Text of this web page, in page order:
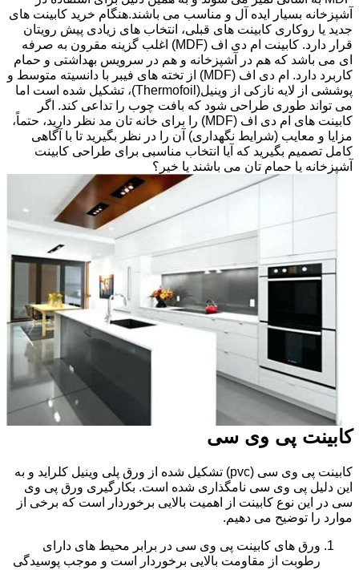
آشپزخانه بسیار ایده آل و مناسب می باشند.هنگام خرید کابینت های
جدید یا روکاری کابینت های قبلی، انتخاب های زیادی پیش رویتان
قرار دارد. کابینت ام دی اف (MDF) اغلب گزینه مقرون به صرفه
ای می باشد که هم در آشپزخانه و هم در سرویس بهداشتی و حمام
کاربرد دارد. ام دی اف (MDF) از تخته های فیبر با دانسیته متوسط و
پوششی از لایه نازکی از وینیل(Thermofoil)، تشکیل شده است اما
می تواند طوری طراحی شود که بافت چوب را تداعی کند. اگر
کابینت های ام دی اف (MDF) را برای خانه تان مد نظر دارید، حتماً،
مزایا و معایب (شرایط نگهداری) آن را در نظر بگیرید تا با آگاهی
کامل تصمیم بگیرید که آیا انتخاب مناسبی برای طراحی کابینت
آشپزخانه یا حمام تان می باشند یا خیر؟
کابینت پی وی سی
کابینت پی وی سی (pvc) تشکیل شده از ورق پلی وینیل کلراید و به
این دلیل پی وی سی نامگذاری شده است. بکارگیری ورق پی وی
سی در این نوع کابینت از اهمیت بالایی برخوردار است که برخی از
موارد را توضیح می دهیم.
ورق های کابینت پی وی سی در برابر محیط های دارای
رطوبت از مقاومت بالایی برخوردار است و موجب پوسیدگی